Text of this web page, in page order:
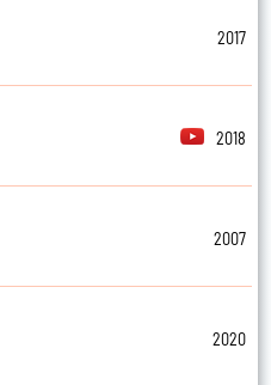
2017
2018
2007
2020